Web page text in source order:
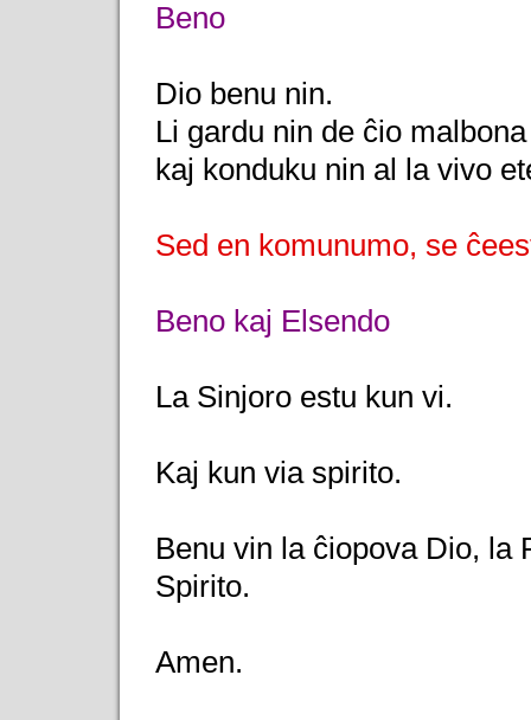
Beno
Dio benu nin.
Li gardu nin de ĉio malbona
kaj konduku nin al la vivo
Sed en komunumo, se
Beno kaj Elsendo
La Sinjoro estu kun vi.
Kaj kun via spirito.
Benu vin la ĉiopova Dio, la
Spirito.
Amen.